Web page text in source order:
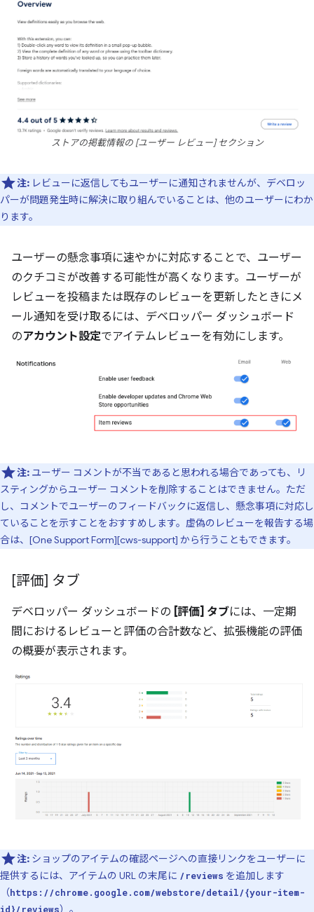
ストアの掲載情報の [ユーザー レビュー] セクション
注: レビューに返信してもユーザーに通知されませんが、デベロッ
パーが問題発生時に解決に取り組んでいることは、他のユーザーにわか
ります。
ユーザーの懸念事項に速やかに対応することで、ユーザー
のクチコミが改善する可能性が高くなります。ユーザーが
レビューを投稿または既存のレビューを更新したときにメ
ール通知を受け取るには、デベロッパー ダッシュボード
のアカウント設定でアイテムレビューを有効にします。
注: ユーザー コメントが不当であると思われる場合であっても、リ
スティングからユーザー コメントを削除することはできません。ただ
し、コメントでユーザーのフィードバックに返信し、懸念事項に対応し
ていることを示すことをおすすめします。虚偽のレビューを報告する場
合は、[One Support Form][cws-support] から行うこともできます。
[評価] タブ
デベロッパー ダッシュボードの [評価] タブには、一定期
間におけるレビューと評価の合計数など、拡張機能の評価
の概要が表示されます。
注: ショップのアイテムの確認ページへの直接リンクをユーザーに
提供するには、アイテムの URL の末尾に /reviews を追加します
（https://chrome.google.com/webstore/detail/{your-item-
id}/reviews）。